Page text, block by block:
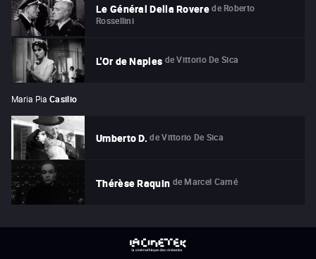
Le Général Della Rovere de Roberto
Rossellini
L'Or de Naples de Vittorio De Sica
Maria Pia Casilio
Umberto D. de Vittorio De Sica
Thérèse Raquin de Marcel Carné